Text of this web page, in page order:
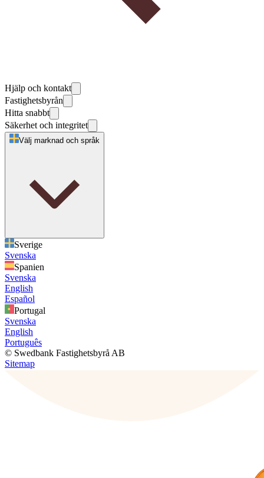
Hjälp och kontakt
Fastighetsbyrån
Hitta snabbt
Säkerhet och integritet
Välj marknad och språk
Sverige
Svenska
Spanien
Svenska
English
Español
Portugal
Svenska
English
Português
© Swedbank Fastighetsbyrå AB
Sitemap